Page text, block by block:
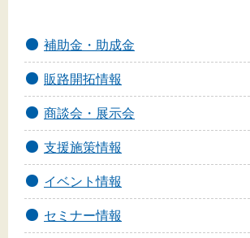
背景色
補助金・助成金
販路開拓情報
商談会・展示会
支援施策情報
イベント情報
セミナー情報